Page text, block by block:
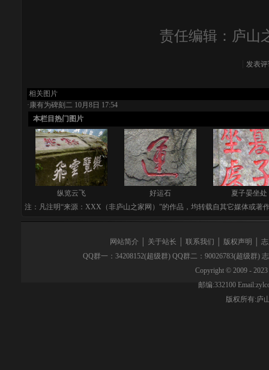
责任编辑：庐山
发表评
相关图片
·康有为碑刻二10月8日 17:54
本栏目热门图片
纵览云飞 好运石
夏子晏坐处
注：凡注明“来源：XXX（非庐山之家网）”的作品，均转载自其它媒体或
网站简介 关于站长 联系我们 版权声明
QQ群一：34208152(超级群) QQ群二：90026783(超级群)
Copyright © 2009 - 2023
邮编:332100
版权所有:庐